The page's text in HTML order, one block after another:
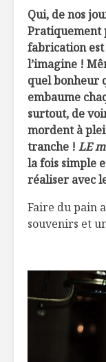
Qui, de nos
Pratiquement
fabrication est
l’imagine !
quel bonheur
embaume
surtout, de
mordent à
tranche ! LE
la fois simple
réaliser avec
Faire du pain
souvenirs et